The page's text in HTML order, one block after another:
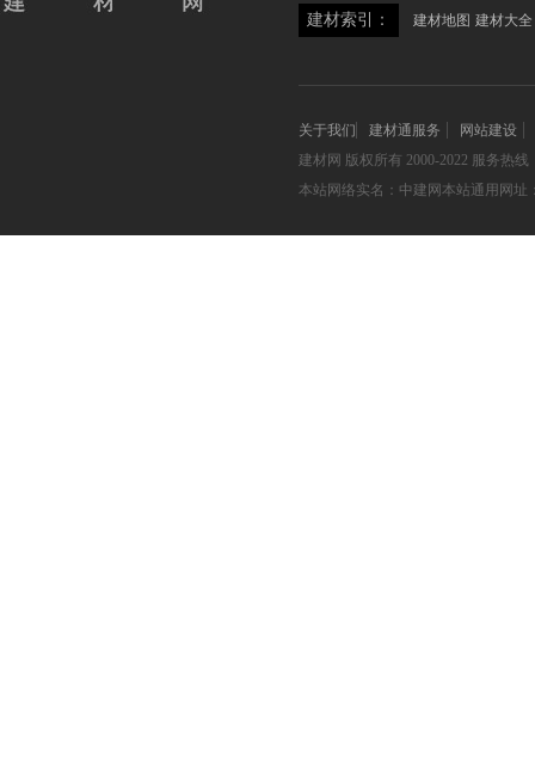
建材索引： 建材地图 建材大全
关于我们 建材通服务
网站建设
建材网 版权所有 2000-2022 服务热线
本站网络实名：中建网本站通用网址